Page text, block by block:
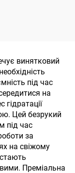
винятковий
під час
на
Цей безрукий
під час
за
на свіжому
Преміальна